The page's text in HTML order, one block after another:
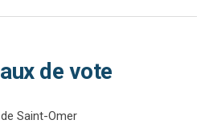
de vote
Saint-Omer